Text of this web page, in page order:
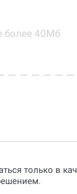
более 40Мб
только в